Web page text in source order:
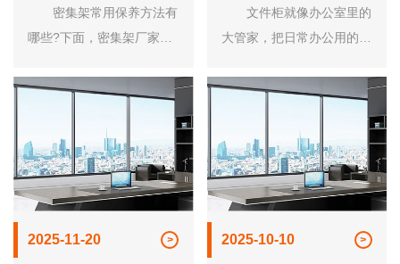
密集架常用保养方法有
哪些?下面，密集架厂家就
吧! 密集架在公司当中
具了，存储着大量的办公文
件能够节约办公室的空......
文件柜就像办公室里的
大管家，把日常办公用的文
办公器材管理的有条有理，
说每个企业或是政府，事业
单位都是离不开洛......
2025-11-20 2025-10-10